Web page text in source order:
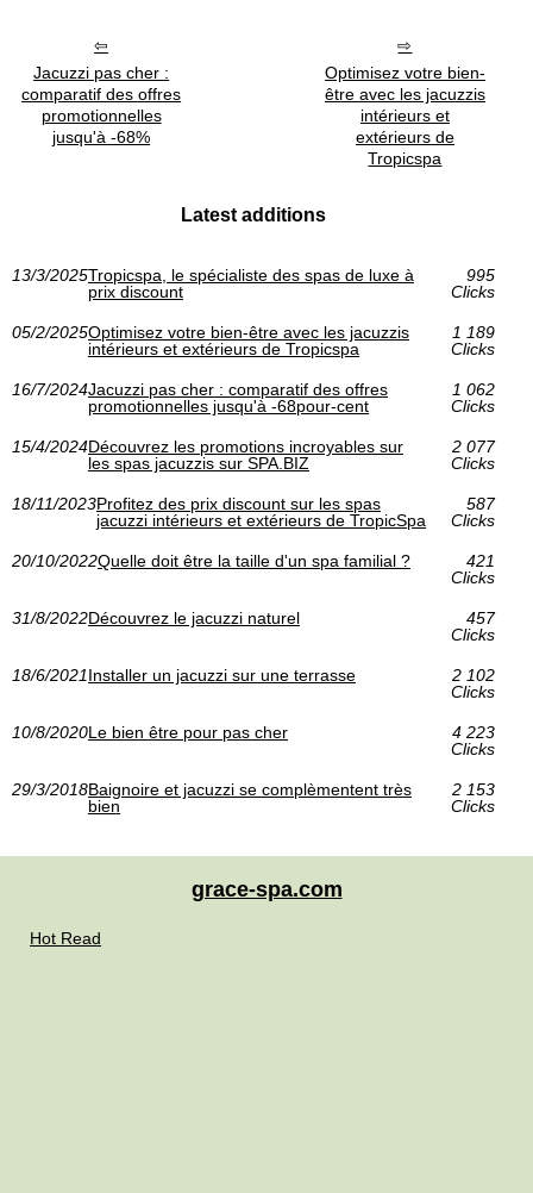
Jacuzzi pas cher :
comparatif des offres
promotionnelles
jusqu'à -68%
Optimisez votre bien-
être avec les jacuzzis
intérieurs et
extérieurs de
Tropicspa
Latest additions
13/3/2025Tropicspa, le spécialiste des spas de luxe à
prix discount
995
Clicks
05/2/2025Optimisez votre bien-être avec les jacuzzis
intérieurs et extérieurs de Tropicspa
1 189
Clicks
16/7/2024Jacuzzi pas cher : comparatif des offres
promotionnelles jusqu'à -68pour-cent
1 062
Clicks
15/4/2024Découvrez les promotions incroyables sur
les spas jacuzzis sur SPA.BIZ
2 077
Clicks
18/11/2023Profitez des prix discount sur les spas
jacuzzi intérieurs et extérieurs de TropicSpa
587
Clicks
20/10/2022Quelle doit être la taille d'un spa familial ?
421
Clicks
31/8/2022Découvrez le jacuzzi naturel
457
Clicks
18/6/2021Installer un jacuzzi sur une terrasse
2 102
Clicks
10/8/2020Le bien être pour pas cher
4 223
Clicks
29/3/2018Baignoire et jacuzzi se complèmentent très
bien
2 153
Clicks
grace-spa.com
Hot Read